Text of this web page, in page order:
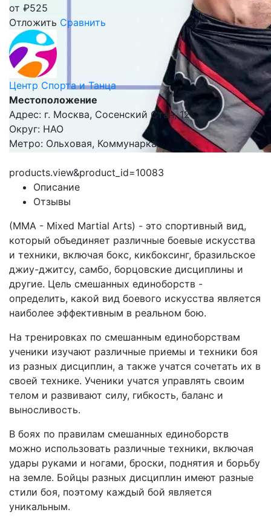
от ₽525
Отложить Сравнить
Центр Спорта и Танца
Местоположение
Адрес: г. Москва, Сосенский Стан, 12
Округ: НАО
Метро: Ольховая, Коммунарка
products.view&product_id=10083
Описание
Отзывы
(MMA - Mixed Martial Arts) - это спортивный вид,
который объединяет различные боевые искусства
и техники, включая бокс, кикбоксинг, бразильское
джиу-джитсу, самбо, борцовские дисциплины и
другие. Цель смешанных единоборств -
определить, какой вид боевого искусства является
наиболее эффективным в реальном бою.
На тренировках по смешанным единоборствам
ученики изучают различные приемы и техники боя
из разных дисциплин, а также учатся сочетать их в
своей технике. Ученики учатся управлять своим
телом и развивают силу, гибкость, баланс и
выносливость.
В боях по правилам смешанных единоборств
можно использовать различные техники, включая
удары руками и ногами, броски, поднятия и борьбу
на земле. Бойцы разных дисциплин имеют разные
стили боя, поэтому каждый бой является
уникальным.